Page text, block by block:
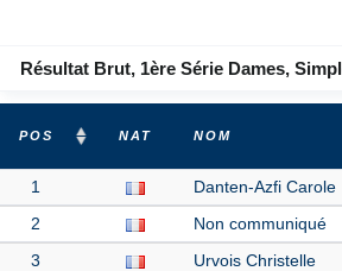
Résultat Brut, 1ère Série Dames,
POS NAT NOM
1 Danten-Azfi Carole
2 Non communiqué
3 Urvois Christelle